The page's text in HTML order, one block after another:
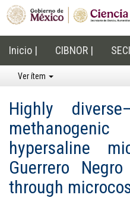
Inicio | CIBNOR |
Ver ítem
Highly
hypersaline
Guerrero
through